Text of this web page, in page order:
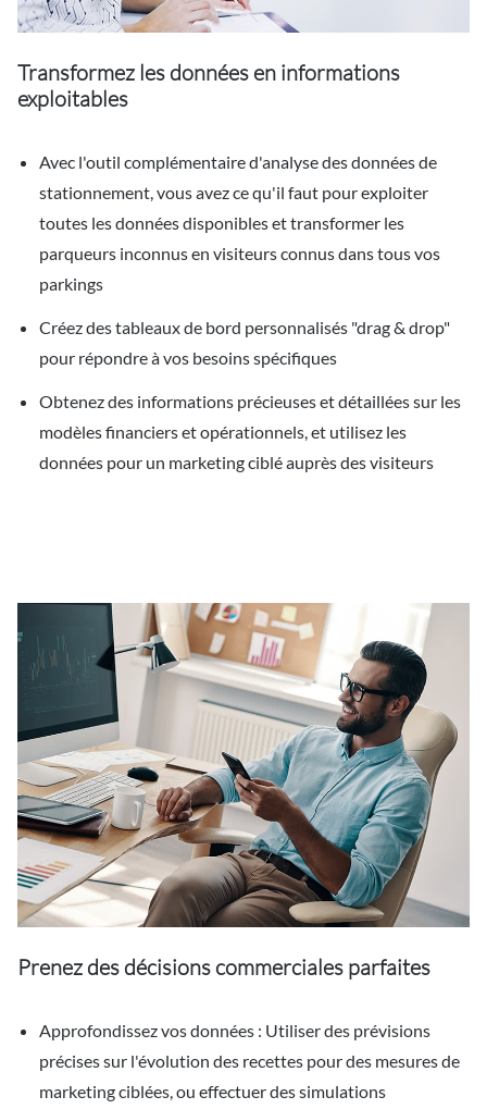
Transformez les données en informations
exploitables
Avec l'outil complémentaire d'analyse des données de
stationnement, vous avez ce qu'il faut pour exploiter
toutes les données disponibles et transformer les
parqueurs inconnus en visiteurs connus dans tous vos
parkings
Créez des tableaux de bord personnalisés "drag & drop"
pour répondre à vos besoins spécifiques
Obtenez des informations précieuses et détaillées sur les
modèles financiers et opérationnels, et utilisez les
données pour un marketing ciblé auprès des visiteurs
Prenez des décisions commerciales parfaites
Approfondissez vos données : Utiliser des prévisions
précises sur l'évolution des recettes pour des mesures de
marketing ciblées, ou effectuer des simulations